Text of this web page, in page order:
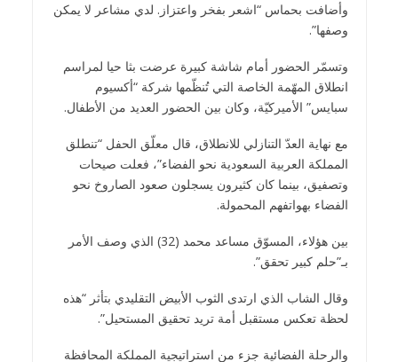
وأضافت بحماس “اشعر بفخر واعتزاز. لدي مشاعر لا يمكن
وصفها”.
وتسمّر الحضور أمام شاشة كبيرة عرضت بثا حيا لمراسم
انطلاق المهّمة الخاصة التي تُنظّمها شركة “أكسيوم
سبايس” الأميركيّة، وكان بين الحضور العديد من الأطفال.
مع نهاية العدّ التنازلي للانطلاق، قال معلّق الحفل “تنطلق
المملكة العربية السعودية نحو الفضاء”، فعلت صيحات
وتصفيق، بينما كان كثيرون يسجلون صعود الصاروخ نحو
الفضاء بهواتفهم المحمولة.
بين هؤلاء، المسوّق مساعد محمد (32) الذي وصف الأمر
بـ”حلم كبير تحقق”.
وقال الشاب الذي ارتدى الثوب الأبيض التقليدي بتأثر “هذه
لحظة تعكس مستقبل أمة تريد تحقيق المستحيل”.
والرحلة الفضائية جزء من استراتيجية المملكة المحافظة